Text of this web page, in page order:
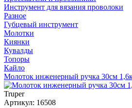
Инструмент для вязания проволоки
Разное
Губцевый инструмент
Молотки
Киянки
Кувалды
Топоры
Кайло
Молоток инженерный ручка 30см
Truper
Артикул: 16508